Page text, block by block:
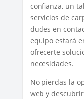
confianza, un
servicios de
dudes en
equipo estará
ofrecerte
necesidades.
No pierdas la
web y